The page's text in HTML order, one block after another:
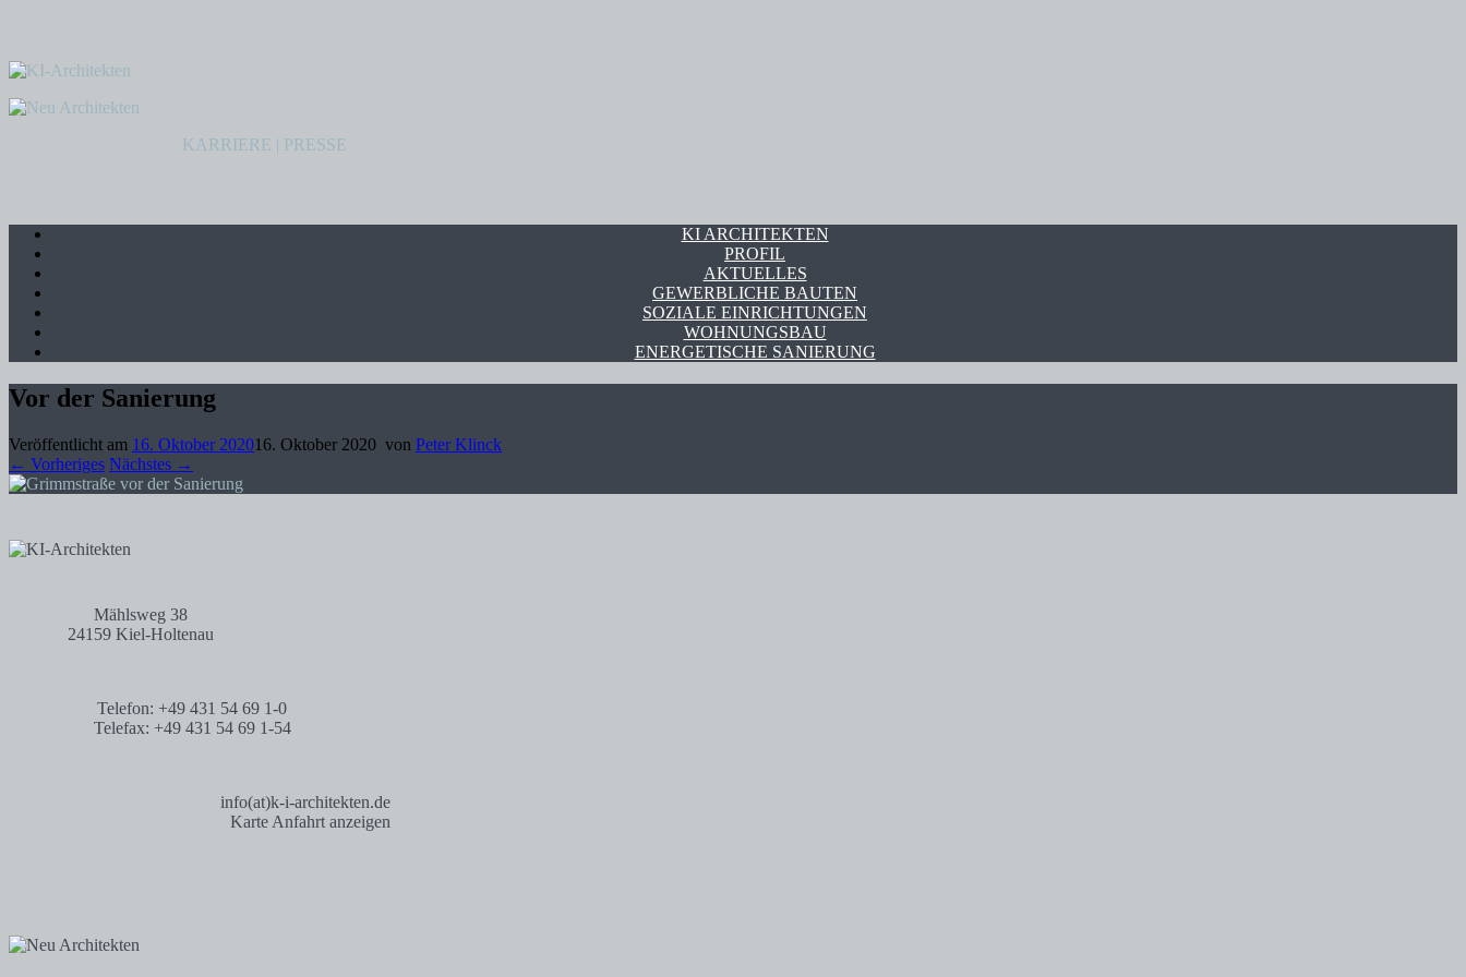
KARRIERE | PRESSE
KI ARCHITEKTEN
PROFIL
AKTUELLES
GEWERBLICHE BAUTEN
SOZIALE EINRICHTUNGEN
WOHNUNGSBAU
ENERGETISCHE SANIERUNG
Vor der Sanierung
Veröffentlicht am 16. Oktober 202016. Oktober 2020 von Peter Klinck
← Vorheriges Nächstes →
Mählsweg 38
24159 Kiel-Holtenau
Telefon: +49 431 54 69 1-0
Telefax: +49 431 54 69 1-54
info(at)k-i-architekten.de
Karte Anfahrt anzeigen